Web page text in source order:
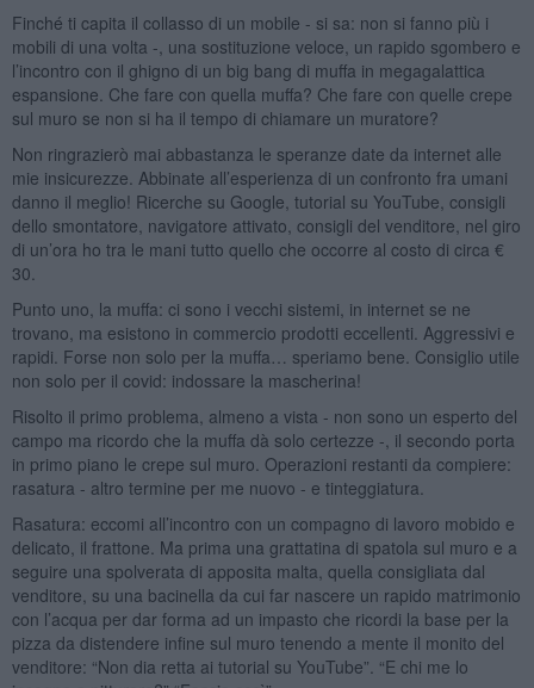
Finché ti capita il collasso di un mobile - si sa: non si fanno più i
mobili di una volta -, una sostituzione veloce, un rapido sgombero e
l’incontro con il ghigno di un big bang di muffa in megagalattica
espansione. Che fare con quella muffa? Che fare con quelle crepe
sul muro se non si ha il tempo di chiamare un muratore?
Non ringrazierò mai abbastanza le speranze date da internet alle
mie insicurezze. Abbinate all’esperienza di un confronto fra umani
danno il meglio! Ricerche su Google, tutorial su YouTube, consigli
dello smontatore, navigatore attivato, consigli del venditore, nel giro
di un’ora ho tra le mani tutto quello che occorre al costo di circa €
30.
Punto uno, la muffa: ci sono i vecchi sistemi, in internet se ne
trovano, ma esistono in commercio prodotti eccellenti. Aggressivi e
rapidi. Forse non solo per la muffa… speriamo bene. Consiglio utile
non solo per il covid: indossare la mascherina!
Risolto il primo problema, almeno a vista - non sono un esperto del
campo ma ricordo che la muffa dà solo certezze -, il secondo porta
in primo piano le crepe sul muro. Operazioni restanti da compiere:
rasatura - altro termine per me nuovo - e tinteggiatura.
Rasatura: eccomi all’incontro con un compagno di lavoro mobido e
delicato, il frattone. Ma prima una grattatina di spatola sul muro e a
seguire una spolverata di apposita malta, quella consigliata dal
venditore, su una bacinella da cui far nascere un rapido matrimonio
con l’acqua per dar forma ad un impasto che ricordi la base per la
pizza da distendere infine sul muro tenendo a mente il monito del
venditore: “Non dia retta ai tutorial su YouTube”. “E chi me lo